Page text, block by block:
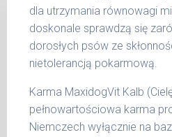
g/1019 | 800 g/1027
dla utrzymania równowagi
doskonale sprawdzą się
dorosłych psów ze
nietolerancją pokarmową.
Karma MaxidogVit Kalb
pełnowartościowa karma
Niemczech wyłącznie na